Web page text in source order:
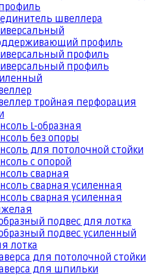
швеллера
профиль
профиль
профиль
тройная перфорация
L-образная
без опоры
для потолочной стойки
с опорой
сварная
сварная усиленная
сварная усиленная
подвес для лотка
подвес усиленный
лотка
для потолочной стойки
для шпильки